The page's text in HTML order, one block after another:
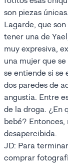
son piezas
Lagarde, que
tener una de
muy expresiva,
una mujer que
se entiende si se
dos paredes de
angustia. Entre
de la droga. ¿En
bebé?
desapercibida.
JD: Para
comprar